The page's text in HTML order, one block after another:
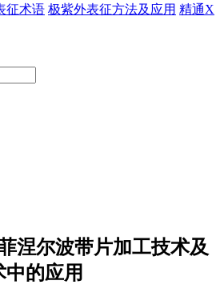
征术语 极紫外表征方法及应用 精通X
涅尔波带片加工技术及
的应用